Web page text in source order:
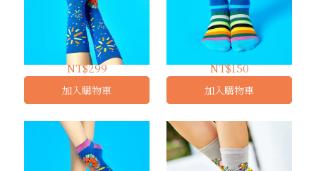
擁抱星空 ｜ 長襪
NT$299
加入購物車
五光十色 ｜ 短襪
NT$150
加入購物車